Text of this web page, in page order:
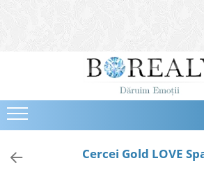
Bijuterii
Cercei
Bratari
Coliere
Cercei Gold LOVE